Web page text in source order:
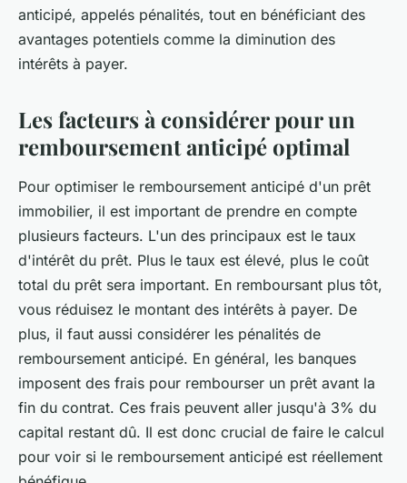
anticipé, appelés pénalités, tout en bénéficiant des
avantages potentiels comme la diminution des
intérêts à payer.
Les facteurs à considérer pour un
remboursement anticipé optimal
Pour optimiser le remboursement anticipé d'un prêt
immobilier, il est important de prendre en compte
plusieurs facteurs. L'un des principaux est le taux
d'intérêt du prêt. Plus le taux est élevé, plus le coût
total du prêt sera important. En remboursant plus tôt,
vous réduisez le montant des intérêts à payer. De
plus, il faut aussi considérer les pénalités de
remboursement anticipé. En général, les banques
imposent des frais pour rembourser un prêt avant la
fin du contrat. Ces frais peuvent aller jusqu'à 3% du
capital restant dû. Il est donc crucial de faire le calcul
pour voir si le remboursement anticipé est réellement